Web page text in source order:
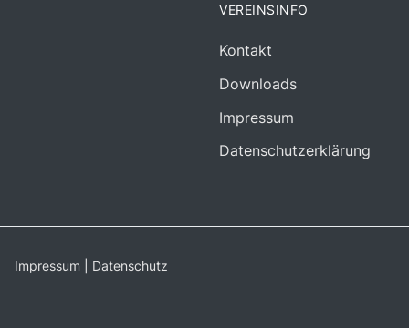
VEREINSINFO
Kontakt
Downloads
Impressum
Datenschutzerklärung
Impressum Datenschutz